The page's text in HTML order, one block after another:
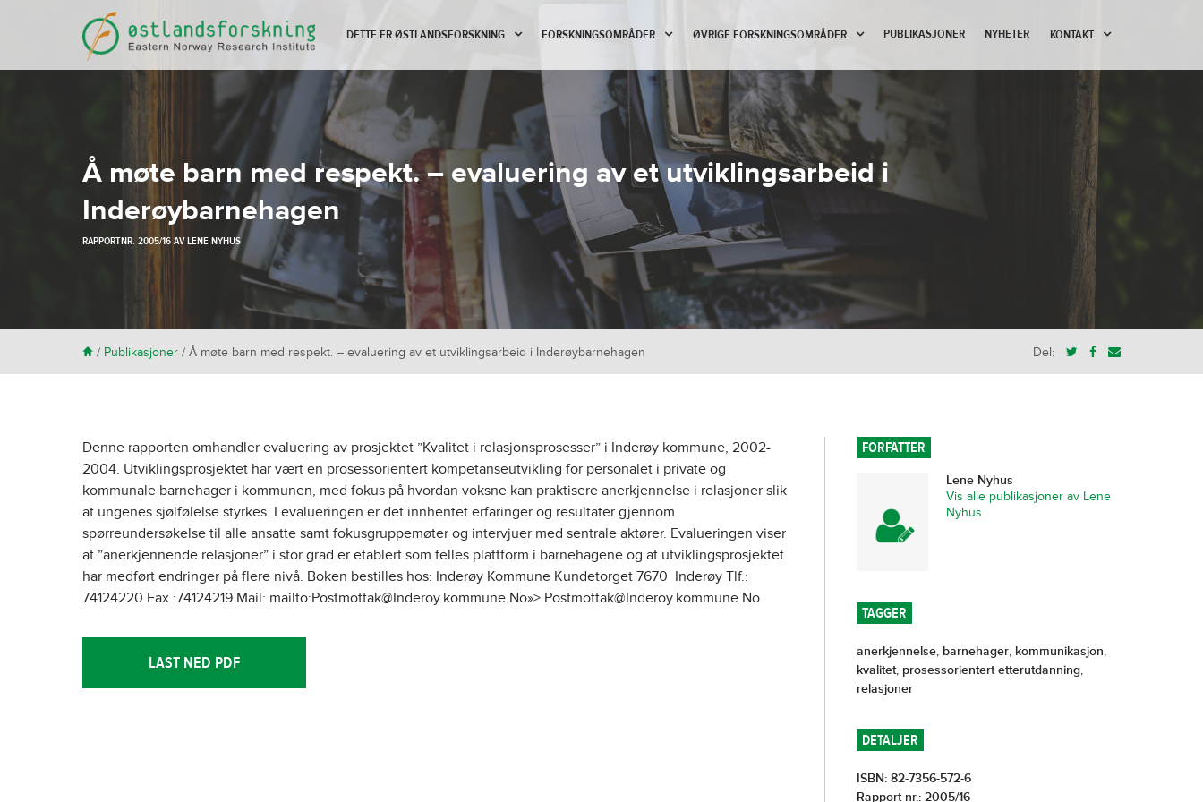
DETTE ER ØSTLANDSFORSKNING FORSKNINGSOMRÅDER ØVRIGE FORSKNINGSOMRÅDER PUBLIKASJONER NYHETER KONTAKT
Å møte barn med respekt. – evaluering av et utviklingsarbeid i
Inderøybarnehagen
RAPPORTNR. 2005/16 AVLENE NYHUS
H / Publikasjoner / Å møte barn med respekt. – evaluering av et utviklingsarbeid i Inderøybarnehagen Del:
Denne rapporten omhandler evaluering av prosjektet ”Kvalitet i relasjonsprosesser” i Inderøy kommune, 2002-
2004. Utviklingsprosjektet har vært en prosessorientert kompetanseutvikling for personalet i private og
kommunale barnehager i kommunen, med fokus på hvordan voksne kan praktisere anerkjennelse i relasjoner slik
at ungenes sjølfølelse styrkes. I evalueringen er det innhentet erfaringer og resultater gjennom
spørreundersøkelse til alle ansatte samt fokusgruppemøter og intervjuer med sentrale aktører. Evalueringen viser
at ”anerkjennende relasjoner” i stor grad er etablert som felles plattform i barnehagene og at utviklingsprosjektet
har medført endringer på flere nivå. Boken bestilles hos: Inderøy Kommune Kundetorget 7670 Inderøy Tlf.:
74124220 Fax.:74124219 Mail: mailto:Postmottak@Inderoy.kommune.No»> Postmottak@Inderoy.kommune.No
LAST NED PDF
FORFATTER
Lene Nyhus
Vis alle publikasjoner av Lene
Nyhus
TAGGER
anerkjennelse, barnehager, kommunikasjon,
kvalitet, prosessorientert etterutdanning,
relasjoner
DETALJER
ISBN: 82-7356-572-6
Rapport nr.: 2005/16